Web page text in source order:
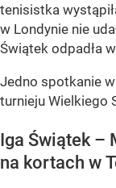
tenisistka
w Londynie nie
Świątek odpadła
Jedno spotkanie
turnieju Wielkiego
Iga Świątek –
na kortach w